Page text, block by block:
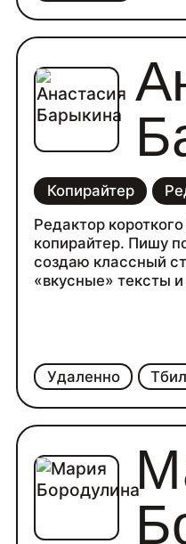
Удаленно
Копирайтер
Редактор
копирайтер. Пишу
создаю классный
«вкусные» тексты